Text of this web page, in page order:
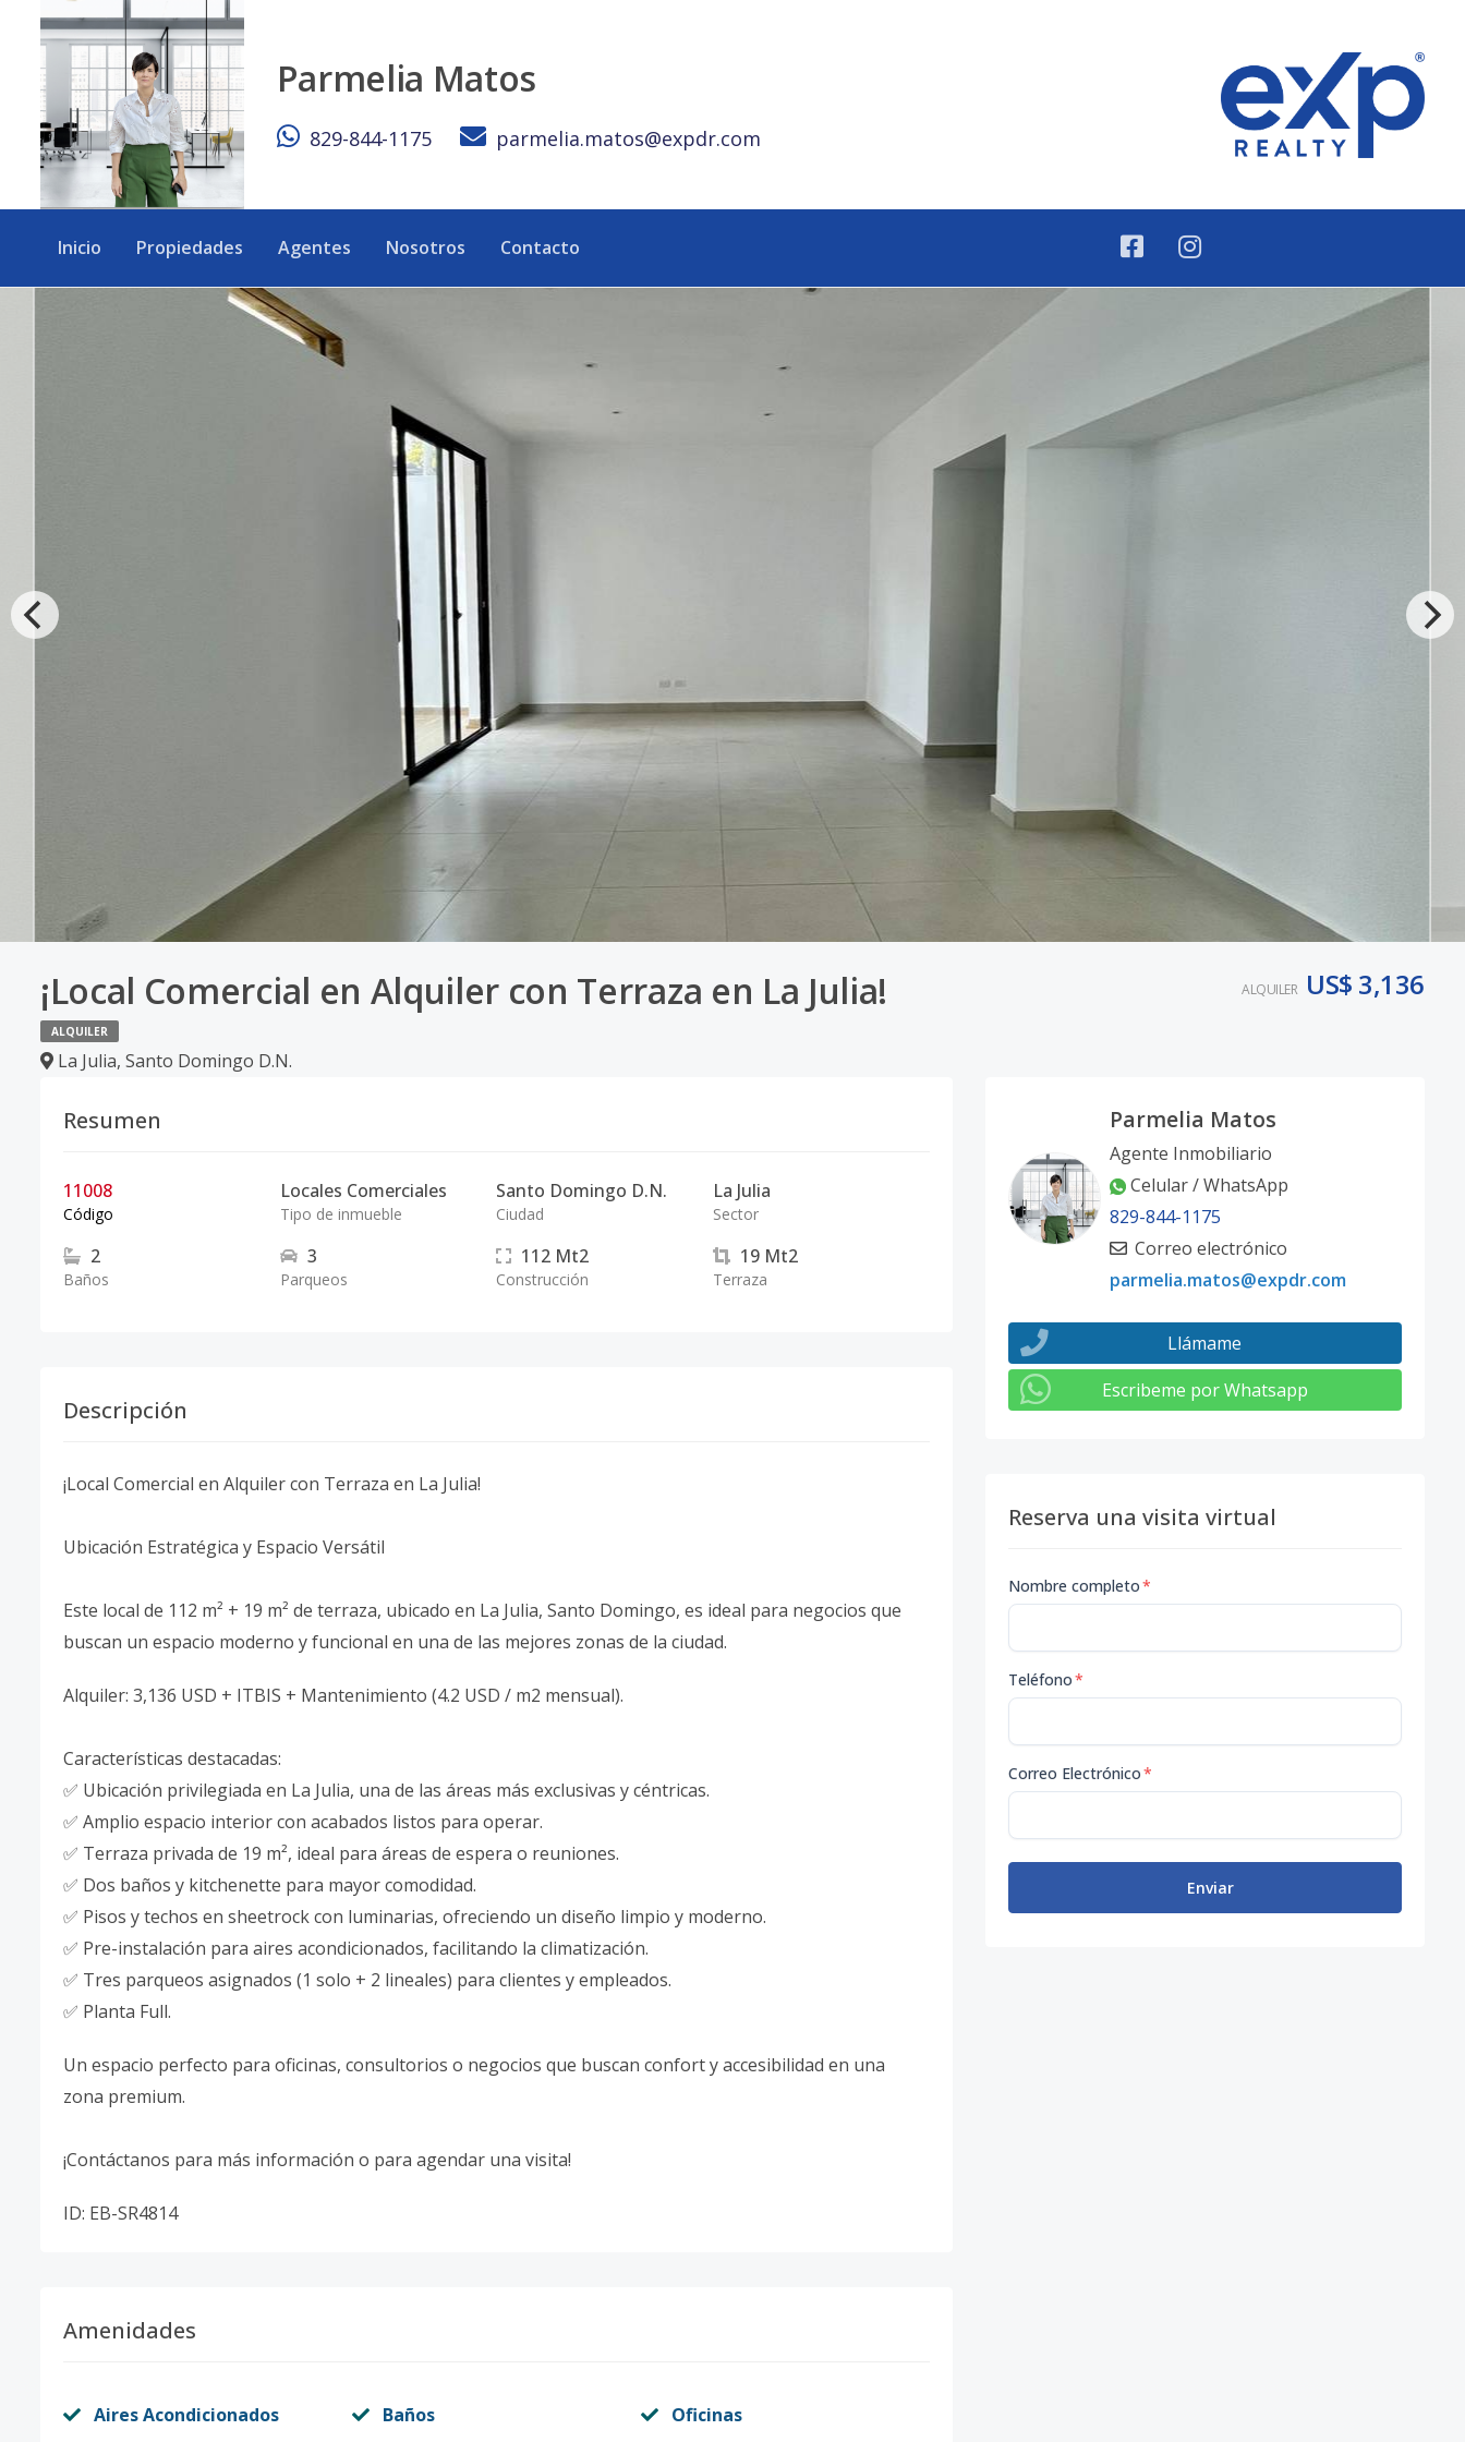
Parmelia Matos
829-844-1175 parmelia.matos@expdr.com
Inicio Propiedades Agentes Nosotros Contacto
¡Local Comercial en Alquiler con Terraza en La Julia!
ALQUILER
La Julia, Santo Domingo D.N.
ALQUILER US$ 3,136
Resumen
11008
Código
Locales Comerciales
Tipo de inmueble
Santo Domingo D.N.
Ciudad
La Julia
Sector
2
Baños
3
Parqueos
112 Mt2
Construcción
19 Mt2
Terraza
Descripción
¡Local Comercial en Alquiler con Terraza en La Julia!
Ubicación Estratégica y Espacio Versátil
Este local de 112 m² + 19 m² de terraza, ubicado en La Julia, Santo Domingo, es ideal para negocios que
buscan un espacio moderno y funcional en una de las mejores zonas de la ciudad.
Alquiler: 3,136 USD + ITBIS + Mantenimiento (4.2 USD / m2 mensual).
Características destacadas:
✅ Ubicación privilegiada en La Julia, una de las áreas más exclusivas y céntricas.
✅ Amplio espacio interior con acabados listos para operar.
✅ Terraza privada de 19 m², ideal para áreas de espera o reuniones.
✅ Dos baños y kitchenette para mayor comodidad.
✅ Pisos y techos en sheetrock con luminarias, ofreciendo un diseño limpio y moderno.
✅ Pre-instalación para aires acondicionados, facilitando la climatización.
✅ Tres parqueos asignados (1 solo + 2 lineales) para clientes y empleados.
✅ Planta Full.
Un espacio perfecto para oficinas, consultorios o negocios que buscan confort y accesibilidad en una
zona premium.
¡Contáctanos para más información o para agendar una visita!
ID: EB-SR4814
Amenidades
Aires Acondicionados Baños Oficinas
Parmelia Matos
Agente Inmobiliario
Celular / WhatsApp
829-844-1175
Correo electrónico
parmelia.matos@expdr.com
Llámame
Escribeme por Whatsapp
Reserva una visita virtual
Nombre completo*
Teléfono*
Correo Electrónico*
Enviar
¡Local Comercial en Alquiler con Terraza en La Julia! - eXp Realty República Dominicana